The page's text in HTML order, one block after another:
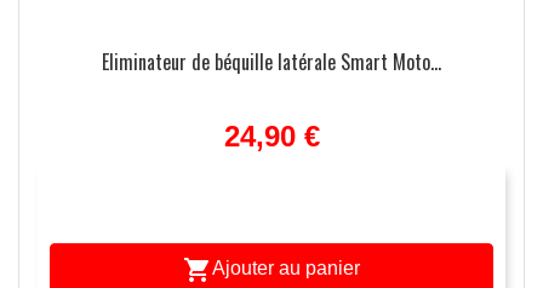
Eliminateur de béquille latérale Smart Moto...
24,90 €
Ajouter au panier